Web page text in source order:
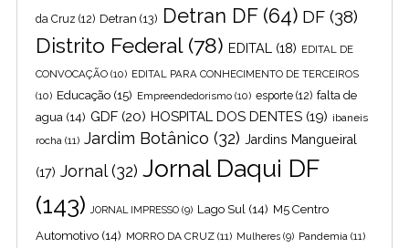
da Cruz (12) Detran (13) Detran DF(64) DF (38)
Distrito Federal(78) EDITAL (18) EDITAL DE
CONVOCAÇÃO (10) EDITAL PARA CONHECIMENTO DE TERCEIROS
(10) Educação (15) Empreendedorismo (10) esporte (12) falta de
agua (14) GDF (20) HOSPITAL DOS DENTES (19) ibaneis
rocha (11) Jardim Botânico (32) Jardins Mangueiral
(17) Jornal(32) Jornal Daqui DF
(143)
JORNAL IMPRESSO (9) Lago Sul (14) M5 Centro
Automotivo (14) MORRO DA CRUZ (11) Mulheres (9) Pandemia (11)